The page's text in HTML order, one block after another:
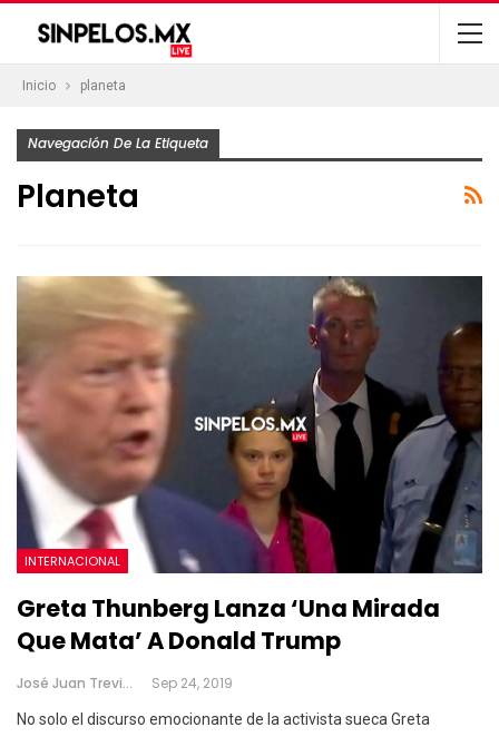
Inicio planeta
Navegación De La Etiqueta
Planeta
INTERNACIONAL
Greta Thunberg Lanza ‘una Mirada
Que Mata’ A Donald Trump
José Juan Treviño Sep 24, 2019
No solo el discurso emocionante de la activista sueca Greta